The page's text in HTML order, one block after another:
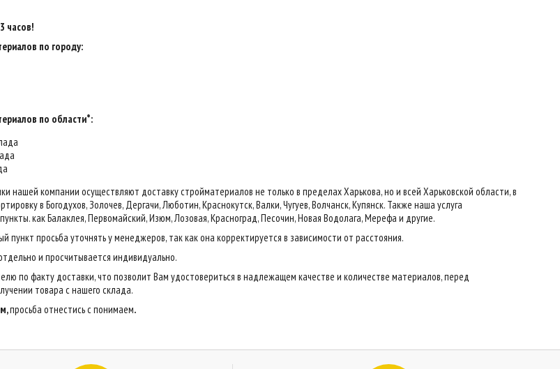
часов!
по городу:
по области*:
нашей компании осуществляют доставку стройматериалов не только в пределах Харькова, но и всей Харьковской области, в
в Богодухов, Золочев, Дергачи, Люботин, Краснокутск, Валки, Чугуев, Волчанск, Купянск. Также наша услуга
как Балаклея, Первомайский, Изюм, Лозовая, Красноград, Песочин, Новая Водолага, Мерефа и другие.
пункт просьба уточнять у менеджеров, так как она корректируется в зависимости от расстояния.
и просчитывается индивидуально.
по факту доставки, что позволит Вам удостовериться в надлежащем качестве и количестве материалов, перед
товара с нашего склада.
просьба отнестись с понимаем.